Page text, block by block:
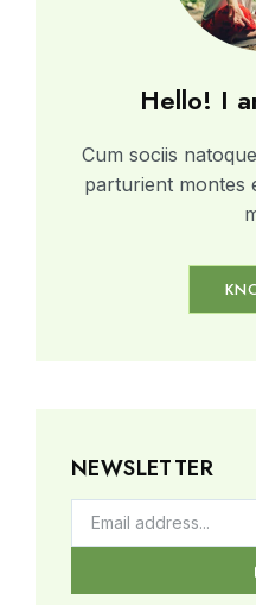
Hello! I
Cum sociis
parturient montes
NEWSLETTER